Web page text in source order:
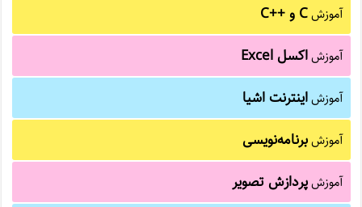
آموزشC و C++‎
آموزشاکسل Excel
آموزشاینترنت اشیا
آموزشبرنامه‌نویسی
آموزشپردازش تصویر